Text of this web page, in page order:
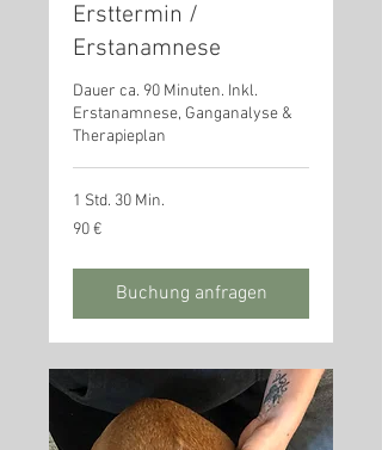
Ersttermin /
Erstanamnese
Dauer ca. 90 Minuten. Inkl.
Erstanamnese, Ganganalyse &
Therapieplan
1 Std. 30 Min.
90
Euro
90 €
Buchung anfragen